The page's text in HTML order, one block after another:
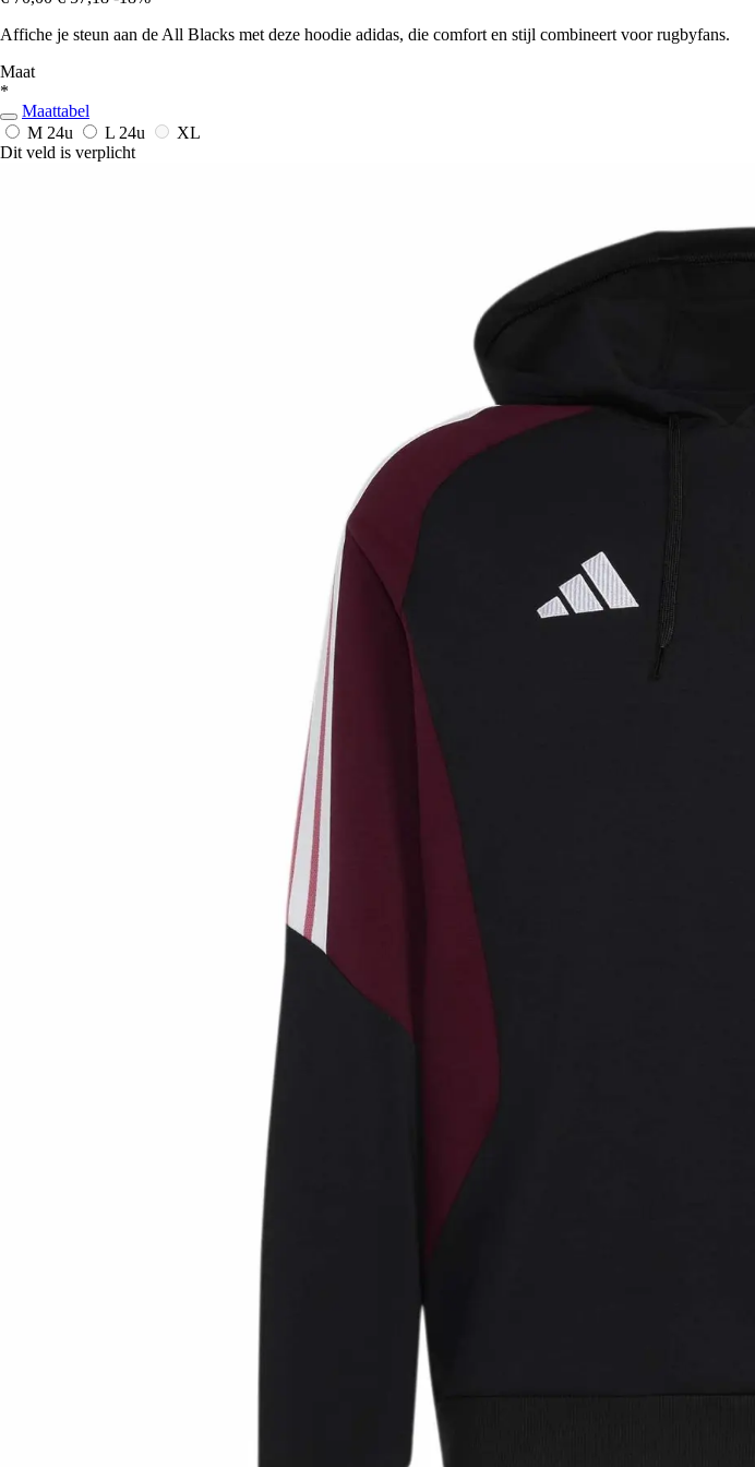
Affiche je steun aan de All Blacks met deze hoodie adidas, die comfort en stijl combineert voor rugbyfans.
Maat
*
Maattabel
M 24u L 24u
XL
Dit veld is verplicht